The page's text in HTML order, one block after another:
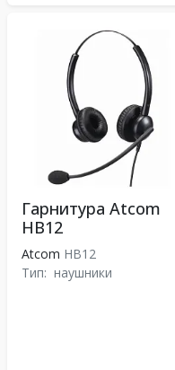
Гарнитура Atcom
HB12
Atcom HB12
Тип: наушники